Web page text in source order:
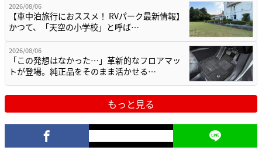
2026/08/06
【車中泊旅行におススメ！ RVパーク最新情報】
かつて、「天空の小学校」と呼ば…
2026/08/06
「この発想はなかった…」革新的なフロアマッ
トが登場。純正品をそのまま活かせる…
もっと見る